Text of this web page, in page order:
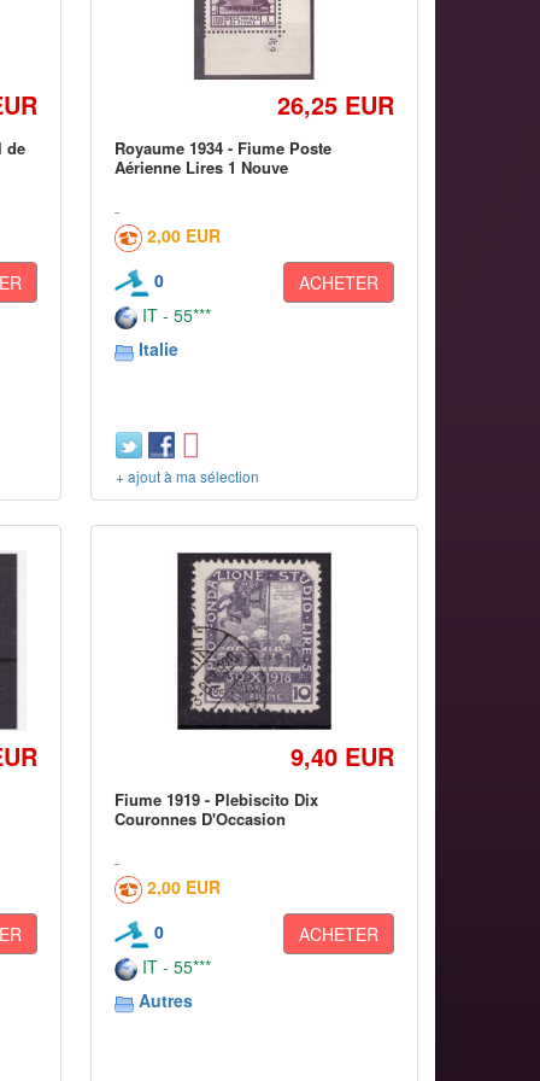
de
26,25 EUR
Royaume 1934 - Fiume Poste
Aérienne Lires 1 Nouve
2,00 EUR
0
ACHETER
IT - 55***
Italie
+ ajout à ma sélection
9,40 EUR
Fiume 1919 - Plebiscito Dix
Couronnes D'Occasion
2,00 EUR
0
ACHETER
IT - 55***
Autres